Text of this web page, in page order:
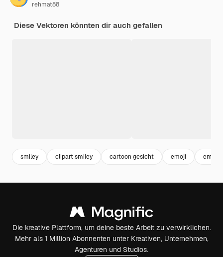
rehmat88
Diese Vektoren könnten dir auch gefallen
smiley clipart smiley cartoon gesicht emoji
Die kreative Plattform, um deine beste Arbeit zu verwirklichen.
Mehr als 1 Million Abonnenten unter Kreativen, Unternehmen,
Agenturen und Studios.